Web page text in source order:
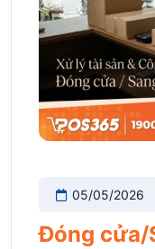
05/05/2026
Đóng cửa/